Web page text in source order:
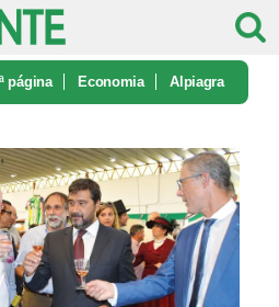
página Economia Alpiagra